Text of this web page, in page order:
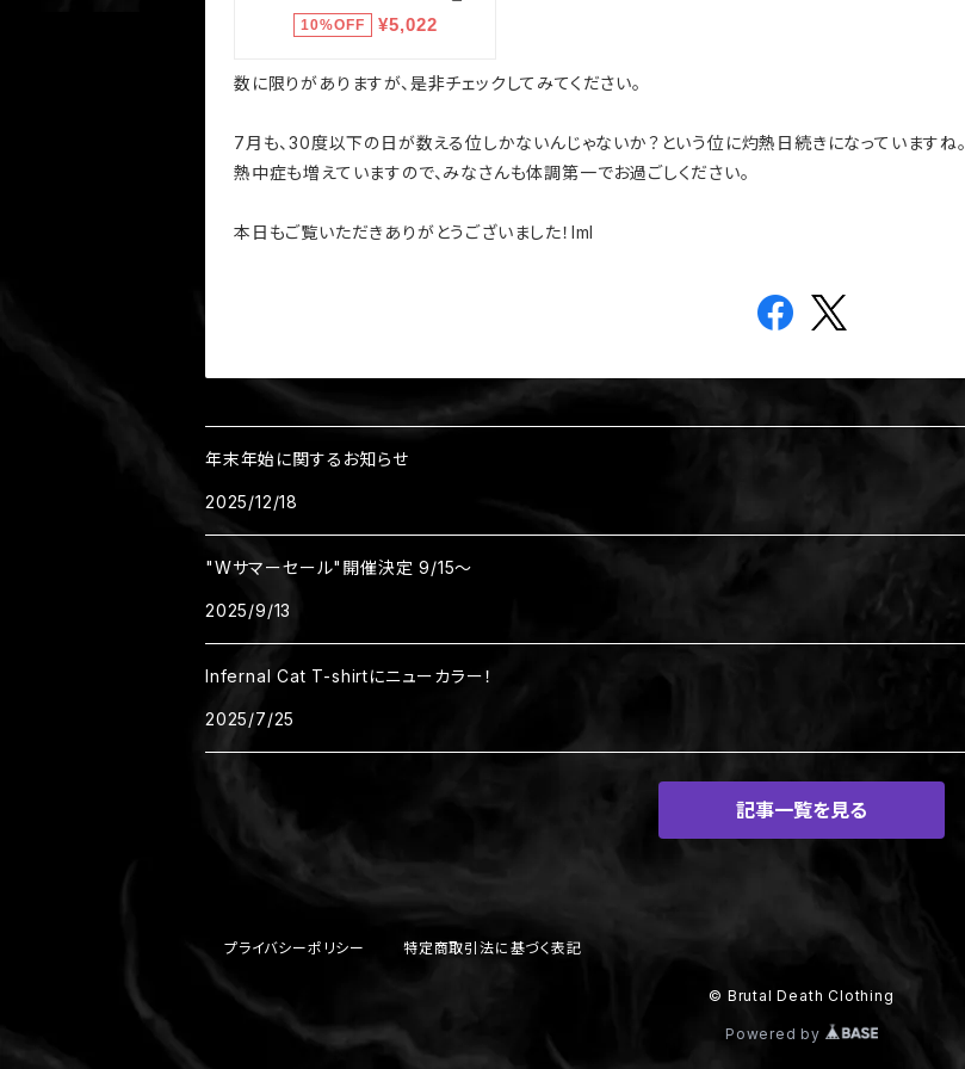
数に限りがありますが、是非チェックしてみてください。
7月も、30度以下の日が数える位しかないんじゃないか？という位に灼熱日続きになっていますね。
熱中症も増えていますので、みなさんも体調第一でお過ごしください。
本日もご覧いただきありがとうございました！lml
年末年始に関するお知らせ
2025/12/18
"Wサマーセール"開催決定 9/15～
2025/9/13
Infernal Cat T-shirtにニューカラー！
2025/7/25
記事一覧を見る
プライバシーポリシー 特定商取引法に基づく表記
© Brutal Death Clothing
Powered by